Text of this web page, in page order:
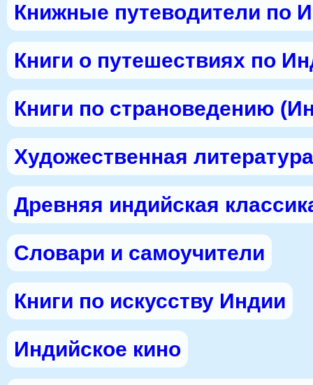
Книжные путеводители по
Книги о путешествиях по
Книги по страноведению
Художественная
Древняя индийская
Словари и самоучители
Книги по искусству Индии
Индийское кино